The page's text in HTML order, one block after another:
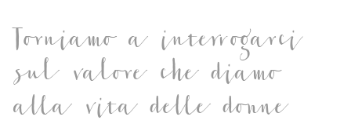
Torniamo a interrogarci
sul valore che diamo
alla vita delle donne